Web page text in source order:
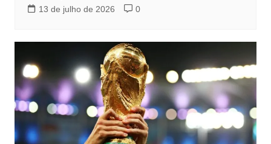
13 de julho de 2026
0